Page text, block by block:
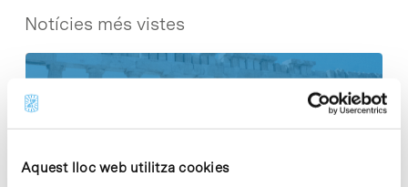
Aquest lloc web utilitza cookies
Notícies més vistes
d’emergència climàtica